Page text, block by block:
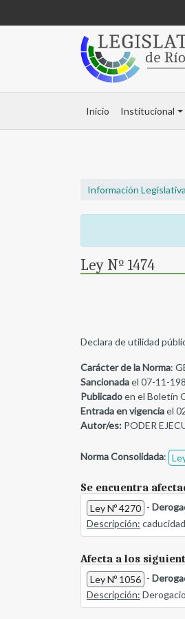
Inicio Institucional
Información Legislativa
Ley Nº 1474
Declara de utilidad
Carácter de la Norma:
Sancionadael 07-11-
Publicadoen el Boletín
Entrada en vigenciael
Autor/es: PODER
Norma Consolidada:
Se encuentra
Ley Nº 4270 -
Descripción:
Afecta a los
Ley Nº 1056 -
Descripción: